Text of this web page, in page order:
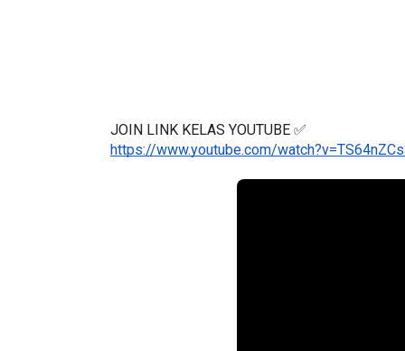
JOIN LINK KELAS YOUTUBE ✅
https://www.youtube.com/